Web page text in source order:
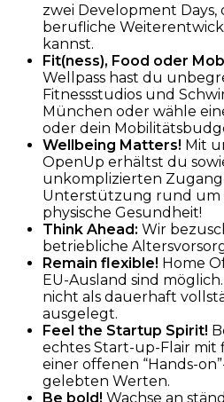
zwei Development Days,
berufliche
kannst.
Fit(ness), Food oder
Wellpass hast du
Fitnessstudios und
München oder wähle
oder dein
Wellbeing Matters! Mit
OpenUp erhältst du
unkomplizierten
Unterstützung rund um
physische Gesundheit!
Think Ahead: Wir
betriebliche
Remain flexible! Home
EU-Ausland sind
nicht als dauerhaft
ausgelegt.
Feel the Startup Spirit!
echtes Start-up-Flair mit
einer offenen “Hands-
gelebten Werten.
Be bold! Wachse an